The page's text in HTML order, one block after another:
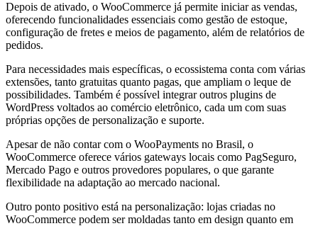
Depois de ativado, o WooCommerce já permite iniciar as vendas,
oferecendo funcionalidades essenciais como gestão de estoque,
configuração de fretes e meios de pagamento, além de relatórios de
pedidos.
Para necessidades mais específicas, o ecossistema conta com várias
extensões, tanto gratuitas quanto pagas, que ampliam o leque de
possibilidades. Também é possível integrar outros plugins de
WordPress voltados ao comércio eletrônico, cada um com suas
próprias opções de personalização e suporte.
Apesar de não contar com o WooPayments no Brasil, o
WooCommerce oferece vários gateways locais como PagSeguro,
Mercado Pago e outros provedores populares, o que garante
flexibilidade na adaptação ao mercado nacional.
Outro ponto positivo está na personalização: lojas criadas no
WooCommerce podem ser moldadas tanto em design quanto em